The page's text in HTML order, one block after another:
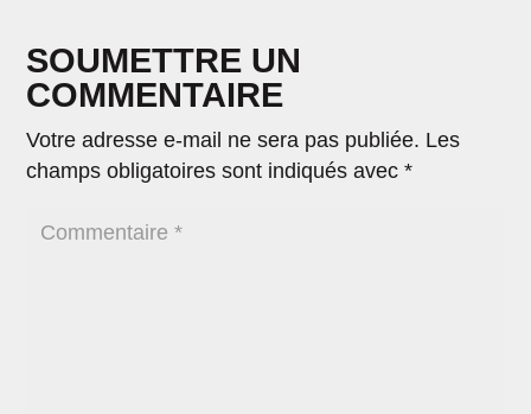
SOUMETTRE UN
COMMENTAIRE
Votre adresse e-mail ne sera pas publiée. Les
champs obligatoires sont indiqués avec*